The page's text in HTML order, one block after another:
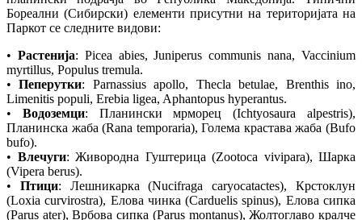
Бореални (Сибирски) елементи присутни на територијата на
Паркот се следните видови:
• Растенија: Picea abies, Juniperus communis nana, Vaccinium
myrtillus, Populus tremula.
•Пеперутки: Parnassius apollo, Thecla betulae, Brenthis ino,
Limenitis populi, Erebia ligea, Aphantopus hyperantus.
• Водоземци: Планински мрморец (Ichtyosaura alpestris),
Планинска жаба (Rana temporaria), Голема крастава жаба (Bufo
bufo).
• Влечуги: Живородна Гуштерица (Zootoca vivipara), Шарка
(Vipera berus).
• Птици: Лешникарка (Nucifraga caryocatactes), Крстоклун
(Loxia curvirostra), Елова чинка (Carduelis spinus), Елова сипка
(Parus ater), Врбова сипка (Parus montanus), Жолтоглаво кралче